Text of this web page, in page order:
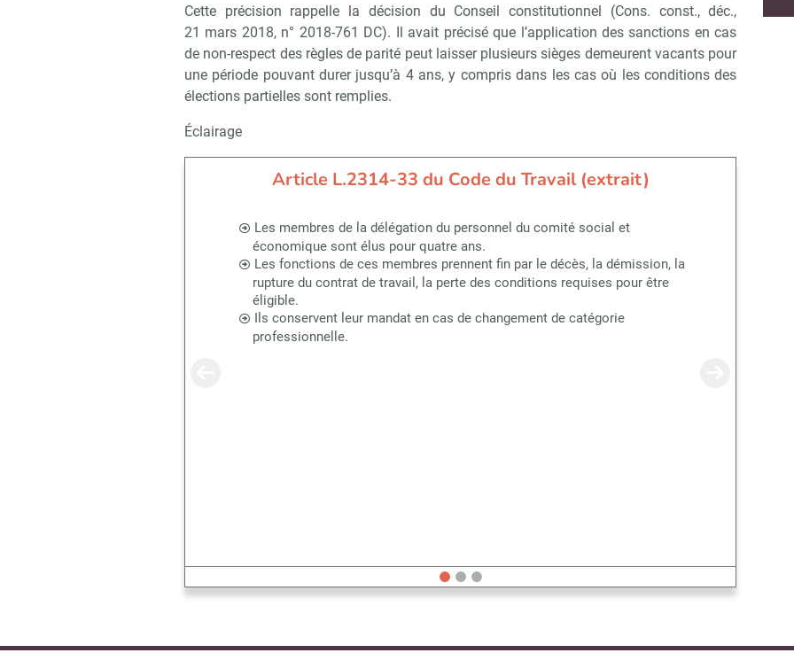
Cette précision rappelle la décision du Conseil constitutionnel (Cons. const., déc.,
21 mars 2018, n° 2018-761 DC). Il avait précisé que l’application des sanctions en cas
de non-respect des règles de parité peut laisser plusieurs sièges demeurent vacants pour
une période pouvant durer jusqu’à 4 ans, y compris dans les cas où les conditions des
élections partielles sont remplies.
Éclairage
Article L.2314-33 du Code du Travail (extrait)
Les membres de la délégation du personnel du comité social et
économique sont élus pour quatre ans.
Les fonctions de ces membres prennent fin par le décès, la démission, la
rupture du contrat de travail, la perte des conditions requises pour être
éligible.
Ils conservent leur mandat en cas de changement de catégorie
professionnelle.